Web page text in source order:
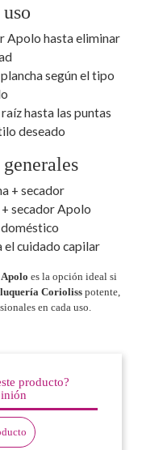
Apolo hasta eliminar
según el tipo
hasta las puntas
deseado
+ secador
secador Apolo
el cuidado capilar
es la opción ideal si
Corioliss potente,
en cada uso.
producto?